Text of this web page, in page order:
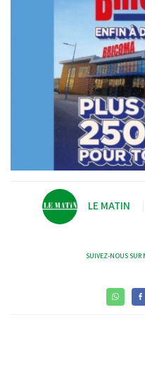
LE MATIN
SUIVEZ-NOUS SUR